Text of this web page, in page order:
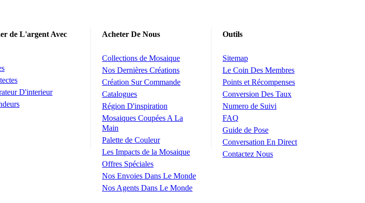
de L'argent Avec
D'interieur
Acheter De Nous
Collections de Mosaique
Nos Dernières Créations
Création Sur Commande
Catalogues
Région D'inspiration
Mosaiques Coupées A La
Main
Palette de Couleur
Les Impacts de la Mosaique
Offres Spéciales
Nos Envoies Dans Le Monde
Nos Agents Dans Le Monde
Outils
Sitemap
Le Coin Des Membres
Points et Récompenses
Conversion Des Taux
Numero de Suivi
FAQ
Guide de Pose
Conversation En Direct
Contactez Nous